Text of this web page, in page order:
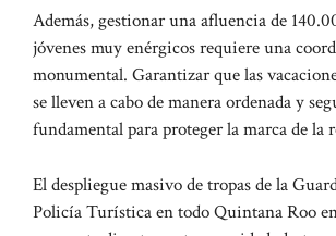
Además, gestionar una afluencia de
jóvenes muy enérgicos requiere una
monumental. Garantizar que las
se lleven a cabo de manera ordenada y
fundamental para proteger la marca de la
El despliegue masivo de tropas de la
Policía Turística en todo Quintana Roo